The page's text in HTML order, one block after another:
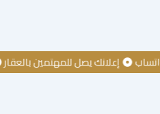
إعلانك يصل للمهتمين بالعقار